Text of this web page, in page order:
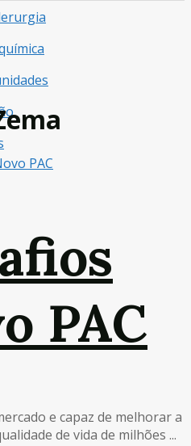
PAC
e capaz de melhorar a
de vida de milhões ...